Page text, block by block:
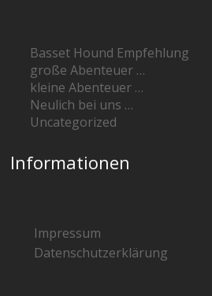
Basset Hound Empfehlung
große Abenteuer …
kleine Abenteuer …
Neulich bei uns …
Uncategorized
Informationen
Impressum
Datenschutzerklärung